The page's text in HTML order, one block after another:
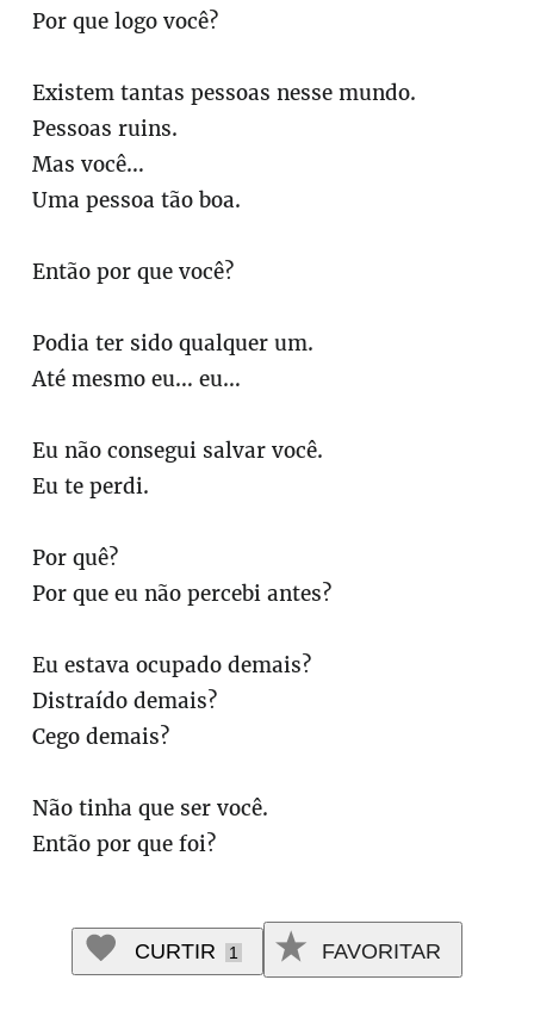
Por que logo você?
Existem tantas pessoas nesse mundo.
Pessoas ruins.
Mas você…
Uma pessoa tão boa.
Então por que você?
Podia ter sido qualquer um.
Até mesmo eu… eu…
Eu não consegui salvar você.
Eu te perdi.
Por quê?
Por que eu não percebi antes?
Eu estava ocupado demais?
Distraído demais?
Cego demais?
Não tinha que ser você.
Então por que foi?
CURTIR 1 FAVORITAR